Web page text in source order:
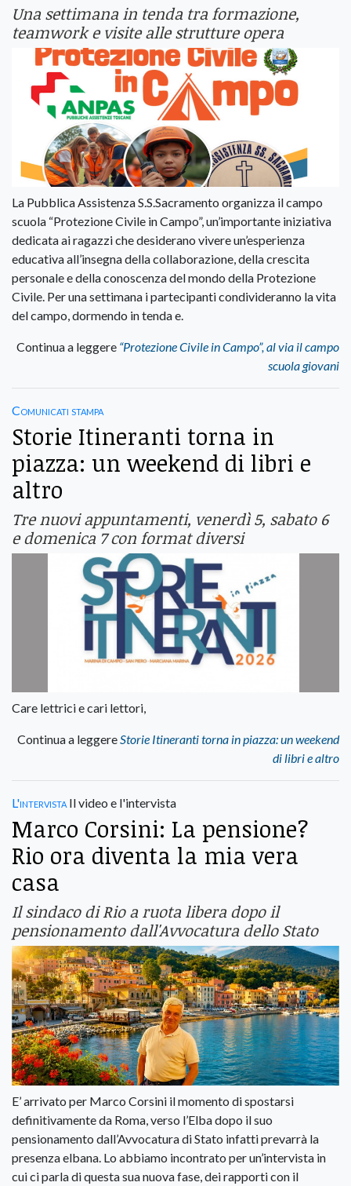
Una settimana in tenda tra formazione,
teamwork e visite alle strutture opera
La Pubblica Assistenza S.S.Sacramento organizza il campo
scuola “Protezione Civile in Campo”, un’importante iniziativa
dedicata ai ragazzi che desiderano vivere un’esperienza
educativa all’insegna della collaborazione, della crescita
personale e della conoscenza del mondo della Protezione
Civile. Per una settimana i partecipanti condivideranno la vita
del campo, dormendo in tenda e.
Continua a leggere “Protezione Civile in Campo”, al via il campo
scuola giovani
Comunicati stampa
Storie Itineranti torna in
piazza: un weekend di libri e
altro
Tre nuovi appuntamenti, venerdì 5, sabato 6
e domenica 7 con format diversi
Care lettrici e cari lettori,
Continua a leggereStorie Itineranti torna in piazza: un weekend
di libri e altro
L'intervista Il video e l'intervista
Marco Corsini: La pensione?
Rio ora diventa la mia vera
casa
Il sindaco di Rio a ruota libera dopo il
pensionamento dall'Avvocatura dello Stato
E’ arrivato per Marco Corsini il momento di spostarsi
definitivamente da Roma, verso l’Elba dopo il suo
pensionamento dall’Avvocatura di Stato infatti prevarrà la
presenza elbana. Lo abbiamo incontrato per un’intervista in
cui ci parla di questa sua nuova fase, dei rapporti con il